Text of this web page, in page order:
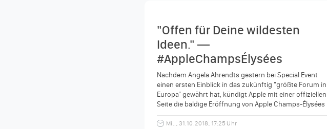
"Offen für Deine wildesten
Ideen." —
#AppleChampsÉlysées
Nachdem Angela Ahrendts gestern bei Special Event
einen ersten Einblick in das zukünftig "größte Forum in
Europa" gewährt hat, kündigt Apple mit einer offiziellen
Seite die baldige Eröffnung von Apple Champs-Élysées
in...
Mi.., 31.10.2018, 17:25 Uhr